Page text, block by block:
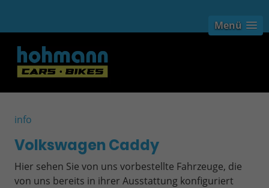
Menü
info
Volkswagen Caddy
Hier sehen Sie von uns vorbestellte Fahrzeuge, die
von uns bereits in ihrer Ausstattung konfiguriert